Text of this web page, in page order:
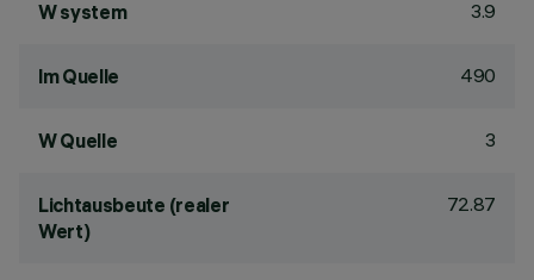
W system 3.9
lm Quelle 490
W Quelle 3
Lichtausbeute (realer
Wert)
72.87